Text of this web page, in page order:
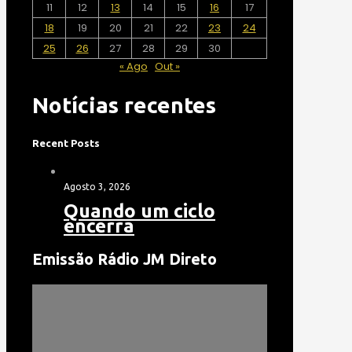
11 12 13 14 15 16
17
18
19 20 21 22 23
24
25
26 27 28 29
30
« Ago Out »
Notícias recentes
Recent Posts
Agosto 3, 2026
Quando um ciclo
encerra
Emissão Rádio JM Direto